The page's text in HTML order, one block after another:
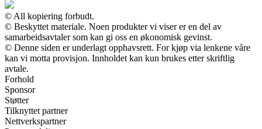
© All kopiering forbudt.
© Beskyttet materiale. Noen produkter vi viser er en del av
samarbeidsavtaler som kan gi oss en økonomisk gevinst.
© Denne siden er underlagt opphavsrett. For kjøp via lenkene våre
kan vi motta provisjon. Innholdet kan kun brukes etter skriftlig
avtale.
Forhold
Sponsor
Støtter
Tilknyttet partner
Nettverkspartner